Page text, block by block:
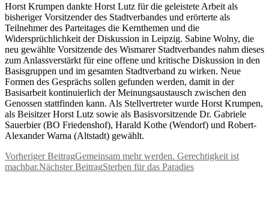
Horst Krumpen dankte Horst Lutz für die geleistete Arbeit als
bisheriger Vorsitzender des Stadtverbandes und erörterte als
Teilnehmer des Parteitages die Kernthemen und die
Widersprüchlichkeit der Diskussion in Leipzig. Sabine Wolny, die
neu gewählte Vorsitzende des Wismarer Stadtverbandes nahm dieses
zum Anlassverstärkt für eine offene und kritische Diskussion in den
Basisgruppen und im gesamten Stadtverband zu wirken. Neue
Formen des Gesprächs sollen gefunden werden, damit in der
Basisarbeit kontinuierlich der Meinungsaustausch zwischen den
Genossen stattfinden kann. Als Stellvertreter wurde Horst Krumpen,
als Beisitzer Horst Lutz sowie als Basisvorsitzende Dr. Gabriele
Sauerbier (BO Friedenshof), Harald Kothe (Wendorf) und Robert-
Alexander Warna (Altstadt) gewählt.
Beitragsnavigation
Vorheriger BeitragGemeinsam mehr werden. Gerechtigkeit ist
machbar.Nächster BeitragSterben für das Paradies